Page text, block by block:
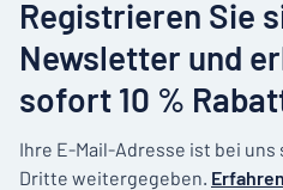
Registrieren Sie
Newsletter und
sofort 10 %
Ihre E-Mail-Adresse ist bei
Dritte weitergegeben.